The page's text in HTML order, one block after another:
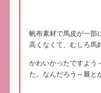
帆布素材で馬皮が一部
高くなくて、むしろ馬
かわいかったですよう
た。なんだろう～厩と